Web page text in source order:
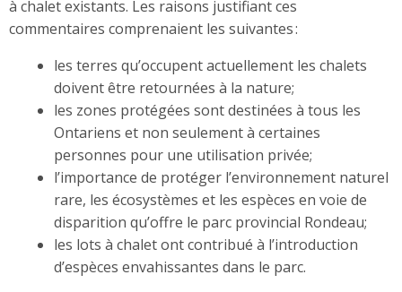
à chalet existants. Les raisons justifiant ces
commentaires comprenaient les suivantes :
les terres qu’occupent actuellement les chalets
doivent être retournées à la nature;
les zones protégées sont destinées à tous les
Ontariens et non seulement à certaines
personnes pour une utilisation privée;
l’importance de protéger l’environnement naturel
rare, les écosystèmes et les espèces en voie de
disparition qu’offre le parc provincial Rondeau;
les lots à chalet ont contribué à l’introduction
d’espèces envahissantes dans le parc.